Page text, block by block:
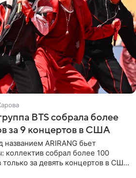
BTS собрала более
за 9 концертов в США
ARIRANG бьет
коллектив собрал более 100
за девять концертов в США.